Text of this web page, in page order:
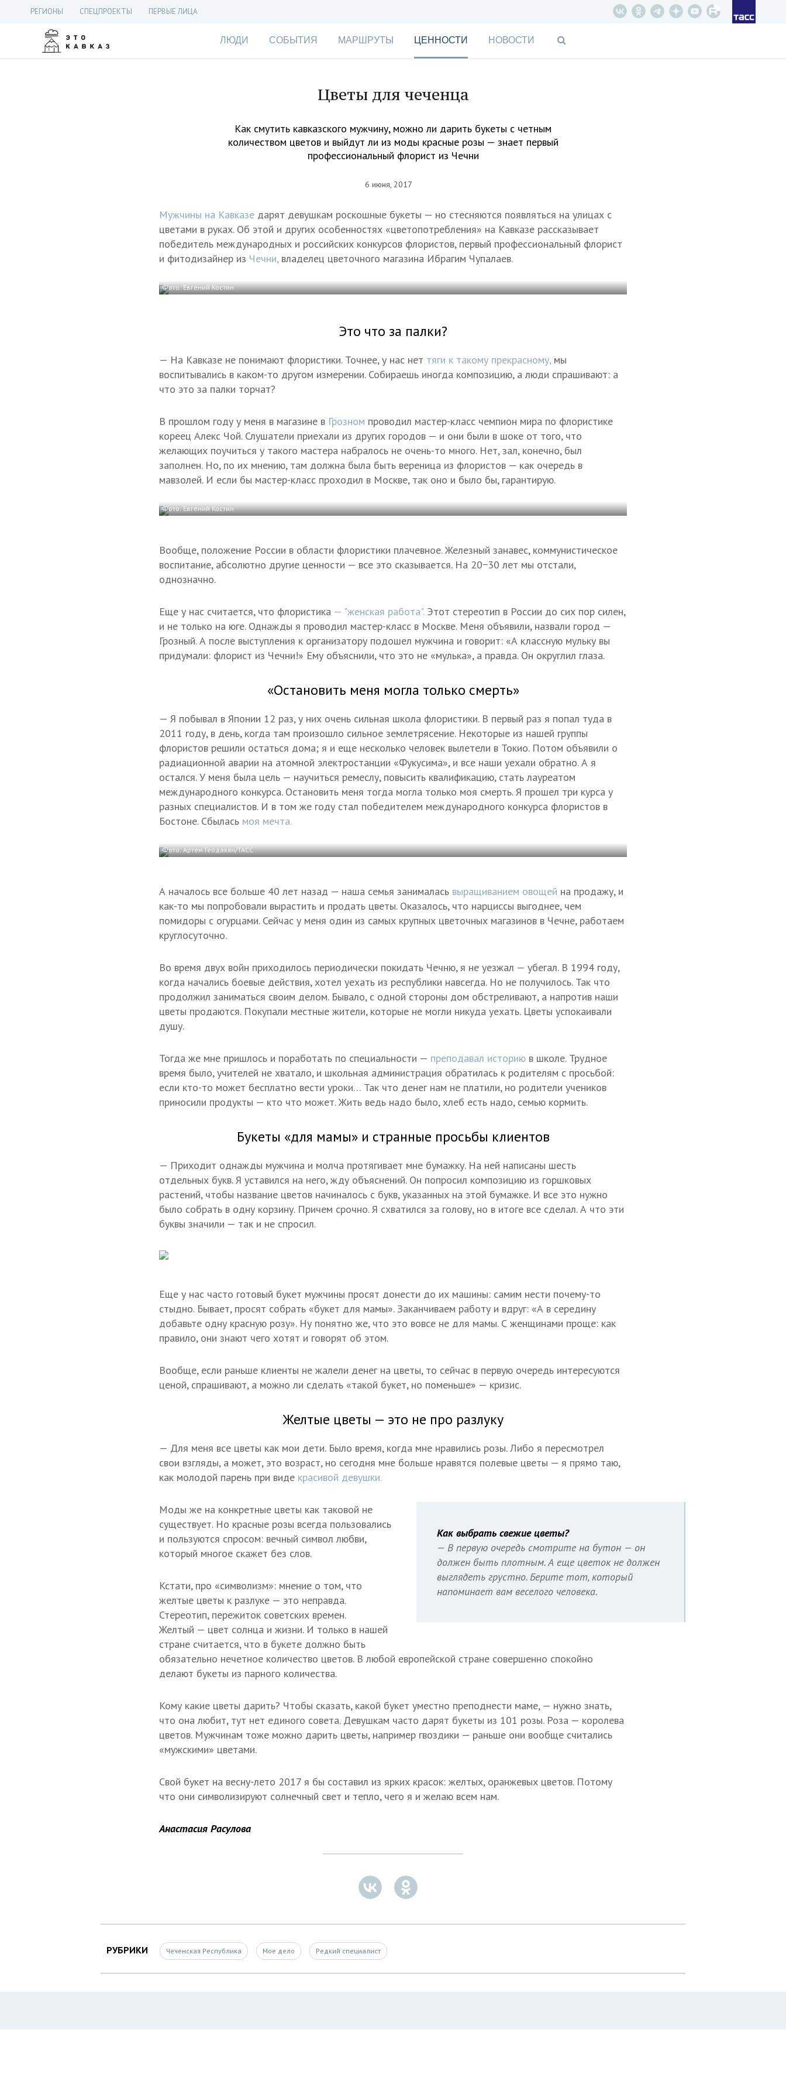
РЕГИОНЫ СПЕЦПРОЕКТЫ ПЕРВЫЕ ЛИЦА
ЛЮДИ СОБЫТИЯ МАРШРУТЫ ЦЕННОСТИ НОВОСТИ
Цветы для чеченца
Как смутить кавказского мужчину, можно ли дарить букеты с четным
количеством цветов и выйдут ли из моды красные розы — знает первый
профессиональный флорист из Чечни
6 июня, 2017
Мужчины на Кавказе дарят девушкам роскошные букеты — но стесняются появляться на улицах с
цветами в руках. Об этой и других особенностях «цветопотребления» на Кавказе рассказывает
победитель международных и российских конкурсов флористов, первый профессиональный флорист
и фитодизайнер из Чечни,владелец цветочного магазина Ибрагим Чупалаев.
Фото: Евгений Костин
Это что за палки?
— На Кавказе не понимают флористики. Точнее, у нас нет тяги к такому прекрасному,мы
воспитывались в каком-то другом измерении. Собираешь иногда композицию, а люди спрашивают: а
что это за палки торчат?
В прошлом году у меня в магазине в Грозном проводил мастер-класс чемпион мира по флористике
кореец Алекс Чой. Слушатели приехали из других городов — и они были в шоке от того, что
желающих поучиться у такого мастера набралось не очень-то много. Нет, зал, конечно, был
заполнен. Но, по их мнению, там должна была быть вереница из флористов — как очередь в
мавзолей. И если бы мастер-класс проходил в Москве, так оно и было бы, гарантирую.
Фото: Евгений Костин
Вообще, положение России в области флористики плачевное. Железный занавес, коммунистическое
воспитание, абсолютно другие ценности — все это сказывается. На 20−30 лет мы отстали,
однозначно.
Еще у нас считается, что флористика — "женская работа".Этот стереотип в России до сих пор силен,
и не только на юге. Однажды я проводил мастер-класс в Москве. Меня объявили, назвали город —
Грозный. А после выступления к организатору подошел мужчина и говорит: «А классную мульку вы
придумали: флорист из Чечни!» Ему объяснили, что это не «мулька», а правда. Он округлил глаза.
«Остановить меня могла только смерть»
— Я побывал в Японии 12 раз, у них очень сильная школа флористики. В первый раз я попал туда в
2011 году, в день, когда там произошло сильное землетрясение. Некоторые из нашей группы
флористов решили остаться дома; я и еще несколько человек вылетели в Токио. Потом объявили о
радиационной аварии на атомной электростанции «Фукусима», и все наши уехали обратно. А я
остался. У меня была цель — научиться ремеслу, повысить квалификацию, стать лауреатом
международного конкурса. Остановить меня тогда могла только моя смерть. Я прошел три курса у
разных специалистов. И в том же году стал победителем международного конкурса флористов в
Бостоне. Сбылась моя мечта.
Фото: Артем Геодакян/ТАСС
А началось все больше 40 лет назад — наша семья занималась выращиванием овощей на продажу, и
как-то мы попробовали вырастить и продать цветы. Оказалось, что нарциссы выгоднее, чем
помидоры с огурцами. Сейчас у меня один из самых крупных цветочных магазинов в Чечне, работаем
круглосуточно.
Во время двух войн приходилось периодически покидать Чечню, я не уезжал — убегал. В 1994 году,
когда начались боевые действия, хотел уехать из республики навсегда. Но не получилось. Так что
продолжил заниматься своим делом. Бывало, с одной стороны дом обстреливают, а напротив наши
цветы продаются. Покупали местные жители, которые не могли никуда уехать. Цветы успокаивали
душу.
Тогда же мне пришлось и поработать по специальности — преподавал историю в школе. Трудное
время было, учителей не хватало, и школьная администрация обратилась к родителям с просьбой:
если кто-то может бесплатно вести уроки… Так что денег нам не платили, но родители учеников
приносили продукты — кто что может. Жить ведь надо было, хлеб есть надо, семью кормить.
Букеты «для мамы» и странные просьбы клиентов
— Приходит однажды мужчина и молча протягивает мне бумажку. На ней написаны шесть
отдельных букв. Я уставился на него, жду объяснений. Он попросил композицию из горшковых
растений, чтобы название цветов начиналось с букв, указанных на этой бумажке. И все это нужно
было собрать в одну корзину. Причем срочно. Я схватился за голову, но в итоге все сделал. А что эти
буквы значили — так и не спросил.
Еще у нас часто готовый букет мужчины просят донести до их машины: самим нести почему-то
стыдно. Бывает, просят собрать «букет для мамы». Заканчиваем работу и вдруг: «А в середину
добавьте одну красную розу». Ну понятно же, что это вовсе не для мамы. С женщинами проще: как
правило, они знают чего хотят и говорят об этом.
Вообще, если раньше клиенты не жалели денег на цветы, то сейчас в первую очередь интересуются
ценой, спрашивают, а можно ли сделать «такой букет, но поменьше» — кризис.
Желтые цветы — это не про разлуку
— Для меня все цветы как мои дети. Было время, когда мне нравились розы. Либо я пересмотрел
свои взгляды, а может, это возраст, но сегодня мне больше нравятся полевые цветы — я прямо таю,
как молодой парень при виде красивой девушки.
Как выбрать свежие цветы?
— В первую очередь смотрите на бутон — он
должен быть плотным. А еще цветок не должен
выглядеть грустно. Берите тот, который
напоминает вам веселого человека.
Моды же на конкретные цветы как таковой не
существует. Но красные розы всегда пользовались
и пользуются спросом: вечный символ любви,
который многое скажет без слов.
Кстати, про «символизм»: мнение о том, что
желтые цветы к разлуке — это неправда.
Стереотип, пережиток советских времен.
Желтый — цвет солнца и жизни. И только в нашей
стране считается, что в букете должно быть
обязательно нечетное количество цветов. В любой европейской стране совершенно спокойно
делают букеты из парного количества.
Кому какие цветы дарить? Чтобы сказать, какой букет уместно преподнести маме, — нужно знать,
что она любит, тут нет единого совета. Девушкам часто дарят букеты из 101 розы. Роза — королева
цветов. Мужчинам тоже можно дарить цветы, например гвоздики — раньше они вообще считались
«мужскими» цветами.
Свой букет на весну-лето 2017 я бы составил из ярких красок: желтых, оранжевых цветов. Потому
что они символизируют солнечный свет и тепло, чего я и желаю всем нам.
Анастасия Расулова
РУБРИКИ Чеченская Республика Мое дело Редкий специалист